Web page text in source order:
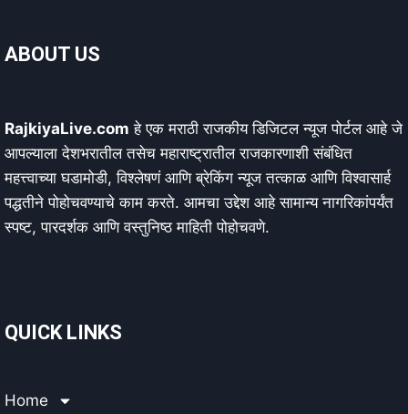
ABOUT US
RajkiyaLive.com हे एक मराठी राजकीय डिजिटल न्यूज पोर्टल आहे जे
आपल्याला देशभरातील तसेच महाराष्ट्रातील राजकारणाशी संबंधित
महत्त्वाच्या घडामोडी, विश्लेषणं आणि ब्रेकिंग न्यूज तत्काळ आणि विश्वासार्ह
पद्धतीने पोहोचवण्याचे काम करते. आमचा उद्देश आहे सामान्य नागरिकांपर्यंत
स्पष्ट, पारदर्शक आणि वस्तुनिष्ठ माहिती पोहोचवणे.
QUICK LINKS
Home